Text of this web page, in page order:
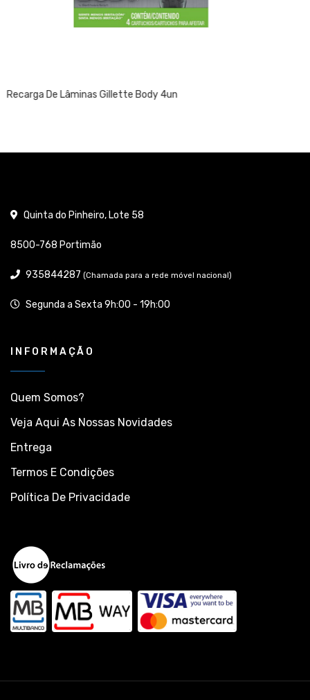
Ambientador Ambipur W.C 45 Dias
Quinta do Pinheiro, Lote 58
8500-768 Portimão
935844287 (Chamada para a rede móvel nacional)
Segunda a Sexta 9h:00 - 19h:00
INFORMAÇÃO
Quem Somos?
Veja Aqui As Nossas Novidades
Entrega
Termos E Condições
Política De Privacidade